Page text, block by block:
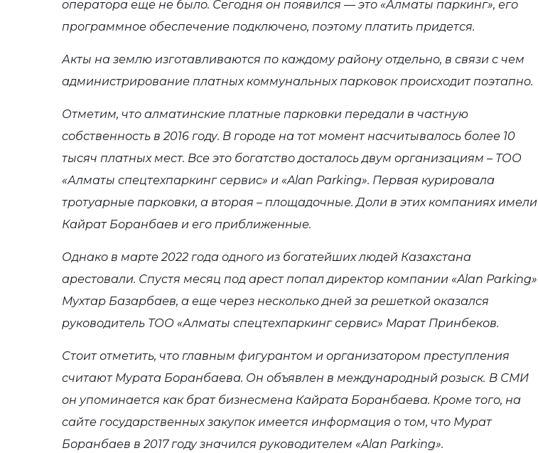
оператора еще не было. Сегодня он появился — это «Алматы паркинг», его
программное обеспечение подключено, поэтому платить придется.
Акты на землю изготавливаются по каждому району отдельно, в связи с чем
администрирование платных коммунальных парковок происходит поэтапно.
Отметим, что алматинские платные парковки передали в частную
собственность в 2016 году. В городе на тот момент насчитывалось более 10
тысяч платных мест. Все это богатство досталось двум организациям – ТОО
«Алматы спецтехпаркинг сервис» и «Alan Parking». Первая курировала
тротуарные парковки, а вторая – площадочные. Доли в этих компаниях имели
Кайрат Боранбаев и его приближенные.
Однако в марте 2022 года одного из богатейших людей Казахстана
арестовали. Спустя месяц под арест попал директор компании «Alan Parking»
Мухтар Базарбаев, а еще через несколько дней за решеткой оказался
руководитель ТОО «Алматы спецтехпаркинг сервис» Марат Принбеков.
Стоит отметить, что главным фигурантом и организатором преступления
считают Мурата Боранбаева. Он объявлен в международный розыск. В СМИ
он упоминается как брат бизнесмена Кайрата Боранбаева. Кроме того, на
сайте государственных закупок имеется информация о том, что Мурат
Боранбаев в 2017 году значился руководителем «Alan Parking».